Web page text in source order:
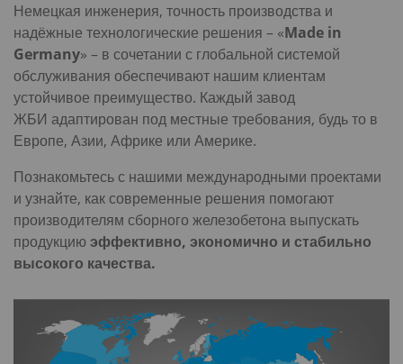
Немецкая инженерия, точность производства и
надёжные технологические решения – «Made in
Germany» – в сочетании с глобальной системой
обслуживания обеспечивают нашим клиентам
устойчивое преимущество. Каждый завод
ЖБИ адаптирован под местные требования, будь то в
Европе, Азии, Африке или Америке.
Познакомьтесь с нашими международными проектами
и узнайте, как современные решения помогают
производителям сборного железобетона выпускать
продукциюэффективно, экономично и стабильно
высокого качества.